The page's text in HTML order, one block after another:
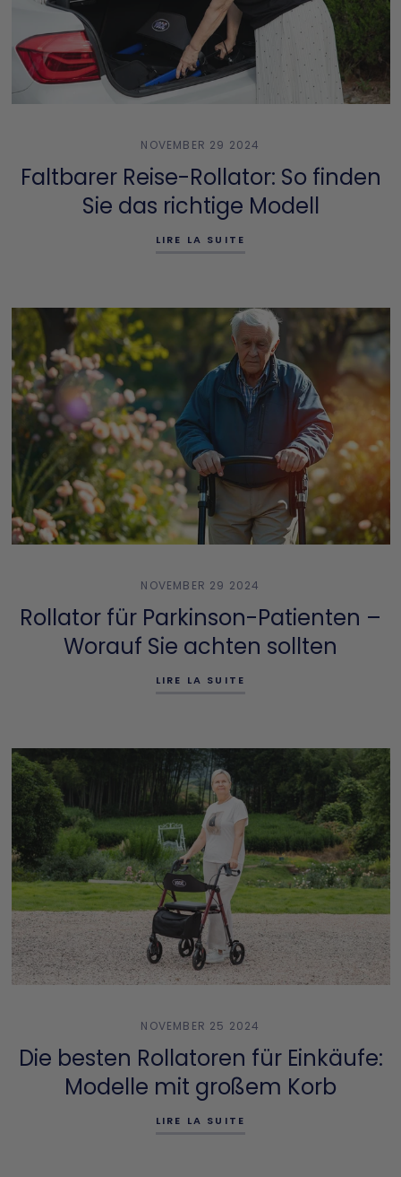
NOVEMBER 29 2024
Faltbarer Reise-Rollator: So finden
Sie das richtige Modell
LIRE LA SUITE
NOVEMBER 29 2024
Rollator für Parkinson-Patienten –
Worauf Sie achten sollten
LIRE LA SUITE
NOVEMBER 25 2024
Die besten Rollatoren für Einkäufe:
Modelle mit großem Korb
LIRE LA SUITE